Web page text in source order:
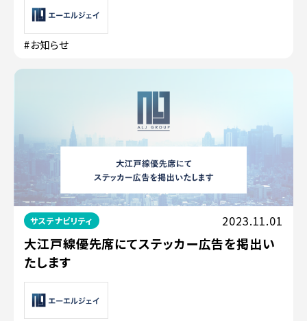
#お知らせ
サステナビリティ 2023.11.01
大江戸線優先席にてステッカー広告を掲出い
たします